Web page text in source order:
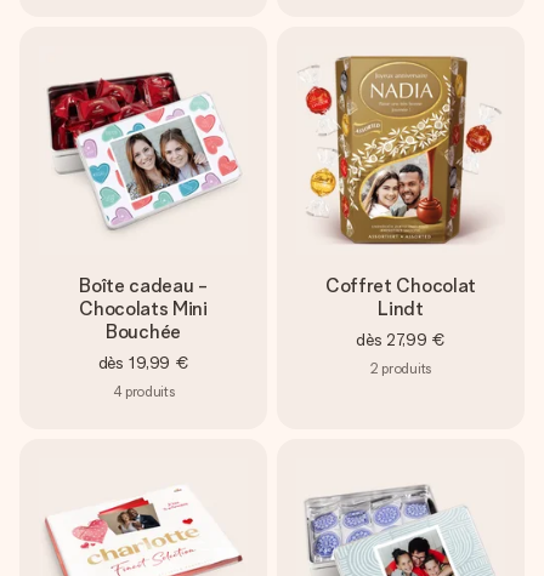
Boîte cadeau -
Chocolats Mini
Bouchée
dès 19,99 €
4 produits
Coffret Chocolat
Lindt
dès 27,99 €
2 produits